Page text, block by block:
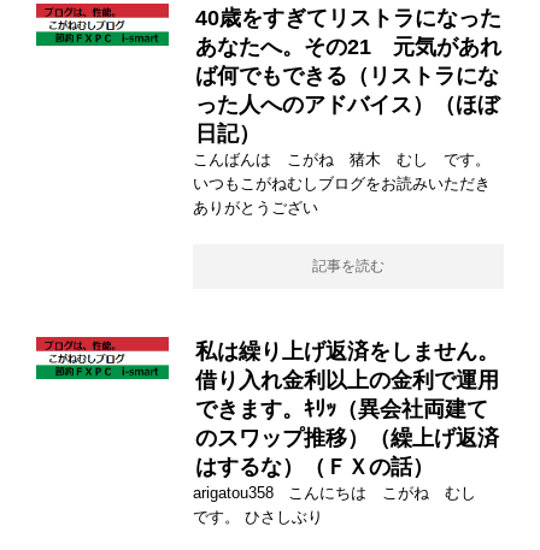
40歳をすぎてリストラになった
あなたへ。その21 元気があれ
ば何でもできる（リストラにな
った人へのアドバイス）（ほぼ
日記）
こんばんは こがね 猪木 むし です。
いつもこがねむしブログをお読みいただき
ありがとうござい
記事を読む
私は繰り上げ返済をしません。
借り入れ金利以上の金利で運用
できます。ｷﾘｯ（異会社両建て
のスワップ推移）（繰上げ返済
はするな）（ＦＸの話）
arigatou358 こんにちは こがね むし
です。 ひさしぶり